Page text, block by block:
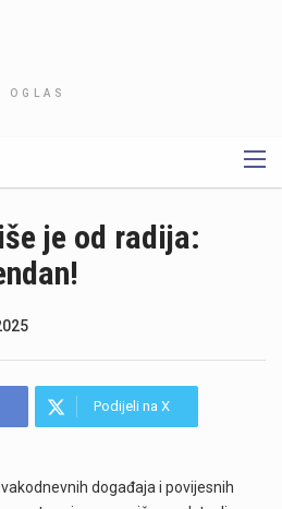
OGLAS
je od radija:
Podijeli na X
događaja i povijesnih